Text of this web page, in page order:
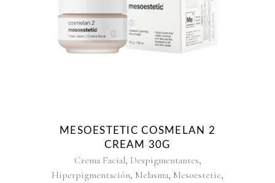
MESOESTETIC COSMELAN 2
CREAM 30G
Crema Facial, Despigmentantes,
Hiperpigmentación, Melasma, Mesoestetic,